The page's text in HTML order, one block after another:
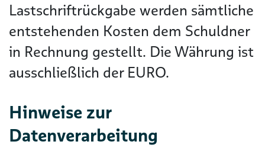
Lastschriftrückgabe werden sämtliche
entstehenden Kosten dem Schuldner
in Rechnung gestellt. Die Währung ist
ausschließlich der EURO.
Hinweise zur
Datenverarbeitung